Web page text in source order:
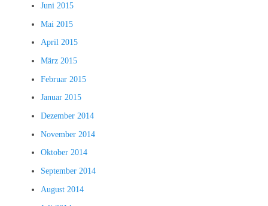
Juni 2015
Mai 2015
April 2015
März 2015
Februar 2015
Januar 2015
Dezember 2014
November 2014
Oktober 2014
September 2014
August 2014